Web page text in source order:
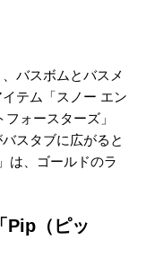
バスボムとバスメ
テム「スノー エン
ォースターズ」
スタブに広がると
は、ゴールドのラ
Pip（ピッ